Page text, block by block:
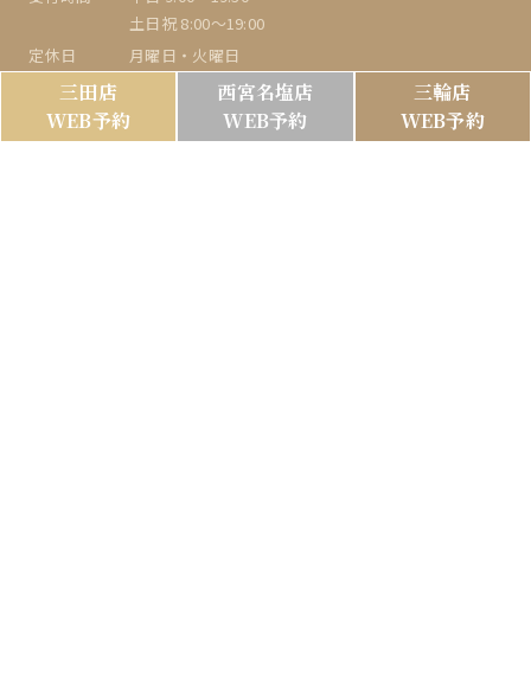
土日祝 8:00～19:00
定休日
月曜日・火曜日
電話番号
078-592-9596
所在地
〒651-1141 神戸市北区泉台1丁目1-7第1ハウス
三田店
WEB予約
西宮名塩店
WEB予約
三輪店
WEB予約